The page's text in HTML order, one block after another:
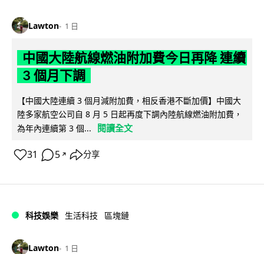
Lawton 1 日
中國大陸航線燃油附加費今日再降 連續
3 個月下調
【中國大陸連續 3 個月減附加費，相反香港不斷加價】中國大
陸多家航空公司自 8 月 5 日起再度下調內陸航線燃油附加費，
為年內連續第 3 個...
閱讀全文
31 5 ↗ 分享
科技娛樂 生活科技 區塊鏈
Lawton 1 日